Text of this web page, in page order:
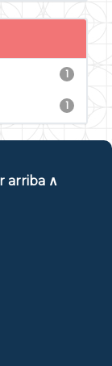
1
1
arriba ∧